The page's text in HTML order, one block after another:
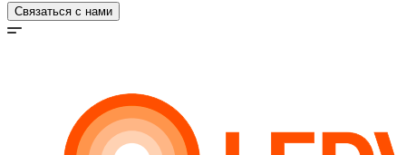
Связаться с нами